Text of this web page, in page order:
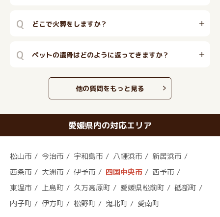
Q どこで火葬をしますか？
Q ペットの遺骨はどのように返ってきますか？
他の質問をもっと見る
愛媛県内の対応エリア
松山市 今治市 宇和島市 八幡浜市
新居浜市
西条市
大洲市 伊予市 四国中央市
西予市
東温市
上島町 久万高原町 愛媛県松前町
砥部町
内子町
伊方町 松野町 鬼北町 愛南町